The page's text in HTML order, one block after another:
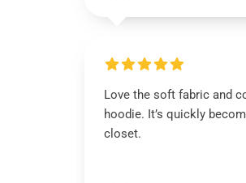
Love the soft fabric and
hoodie. It’s quickly
closet.